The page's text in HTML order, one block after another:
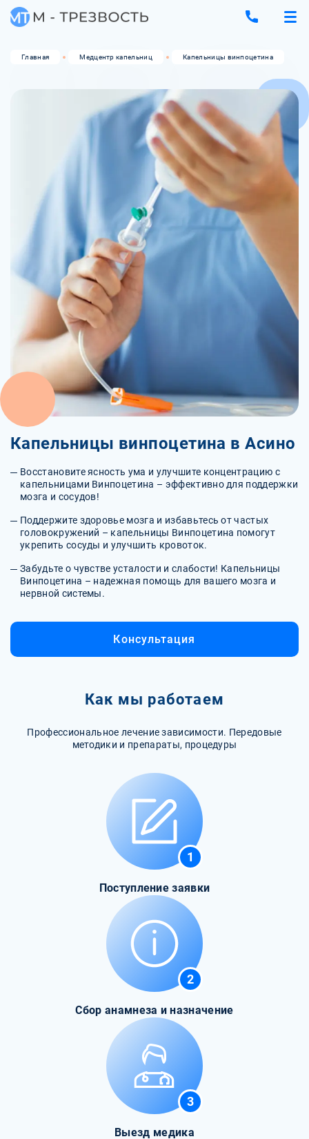
Главная Медцентр капельниц Капельницы винпоцетина
Капельницы винпоцетина в Асино
Восстановите ясность ума и улучшите концентрацию с
капельницами Винпоцетина – эффективно для поддержки
мозга и сосудов!
Поддержите здоровье мозга и избавьтесь от частых
головокружений – капельницы Винпоцетина помогут
укрепить сосуды и улучшить кровоток.
Забудьте о чувстве усталости и слабости! Капельницы
Винпоцетина – надежная помощь для вашего мозга и
нервной системы.
Консультация
Как мы работаем
Профессиональное лечение зависимости. Передовые
методики и препараты, процедуры
1
Поступление заявки
2
Сбор анамнеза и назначение
3
Выезд медика